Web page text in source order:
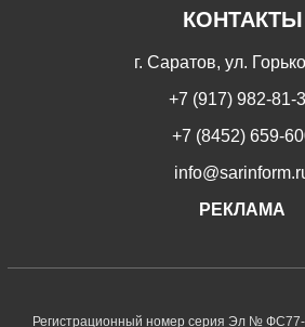
КОНТАКТЫ
г. Саратов, ул.
+7 (917) 982-81-
+7 (8452) 659-
РЕКЛАМА
Регистрационный номер серия Эл № ФС77-